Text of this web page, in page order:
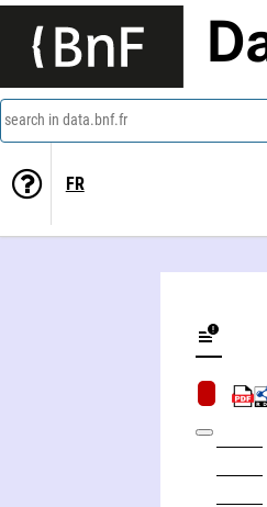
search in data.bnf.fr
FR